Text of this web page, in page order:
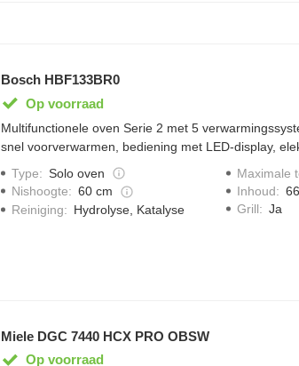
Bosch HBF133BR0
Op voorraad
Multifunctionele oven Serie 2 met 5
snel voorverwarmen, bediening met LED-display,
ecoClean en automatische startfunctie.
Type: Solo oven
Nishoogte: 60 cm
Reiniging: Hydrolyse, Katalyse
Maximale
Inhoud:
Grill: Ja
Miele DGC 7440 HCX PRO OBSW
Op voorraad